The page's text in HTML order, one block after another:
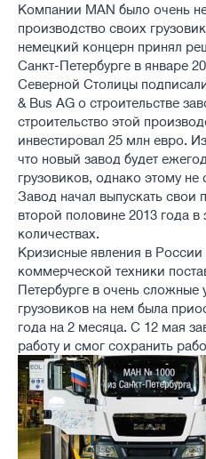
Компании MAN было очень
производство своих
немецкий концерн принял
Санкт-Петербурге в январе
Северной Столицы
& Bus AG о строительстве
строительство этой
инвестировал 25 млн евро.
что новый завод будет
грузовиков, однако этому
Завод начал выпускать свои
второй половине 2013 года
количествах.
Кризисные явления в
коммерческой техники
Петербурге в очень сложные
грузовиков на нем была
года на 2 месяца. С 12 мая
работу и смог сохранить